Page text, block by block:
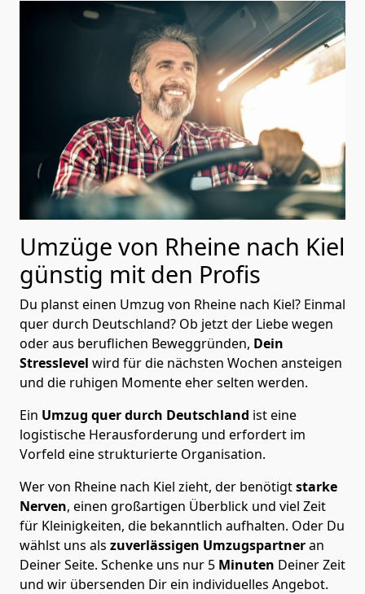
Umzüge von Rheine nach Kiel
günstig mit den Profis
Du planst einen Umzug von Rheine nach Kiel? Einmal
quer durch Deutschland? Ob jetzt der Liebe wegen
oder aus beruflichen Beweggründen, Dein
Stresslevel wird für die nächsten Wochen ansteigen
und die ruhigen Momente eher selten werden.
Ein Umzug quer durch Deutschland ist eine
logistische Herausforderung und erfordert im
Vorfeld eine strukturierte Organisation.
Wer von Rheine nach Kiel zieht, der benötigtstarke
Nerven, einen großartigen Überblick und viel Zeit
für Kleinigkeiten, die bekanntlich aufhalten. Oder Du
wählst uns als zuverlässigen Umzugspartneran
Deiner Seite. Schenke uns nur 5 Minuten Deiner Zeit
und wir übersenden Dir ein individuelles Angebot.